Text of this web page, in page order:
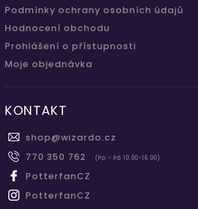
Podmínky ochrany osobních údajů
Hodnocení obchodu
Prohlášení o přístupnosti
Moje objednávka
KONTAKT
shop@wizardo.cz
770 350 762
(Po - Pá 10.00-16.00)
PotterfanCZ
PotterfanCZ